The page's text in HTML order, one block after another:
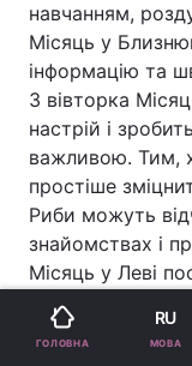
навчанням,
Місяць у
інформацію та
З вівторка
настрій і
важливою. Тим,
простіше
Риби можуть
знайомствах і
Місяць у Леві
бажання брати
Місяць у Діві
ГОЛОВНА
RU
МОВА